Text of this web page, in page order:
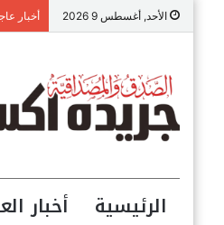
الأحد, أغسطس 9 2026 أخبار
الرئيسية أخبار